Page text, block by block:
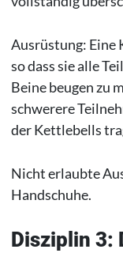
Ausrüstung: Eine
so dass sie alle
Beine beugen zu
schwerere
der Kettlebells
Nicht erlaubte
Handschuhe.
Disziplin 3: